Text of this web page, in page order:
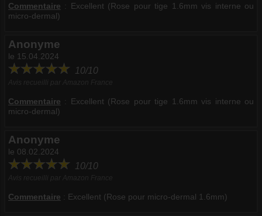
Commentaire : Excellent (Rose pour tige 1.6mm vis interne ou
micro-dermal)
Anonyme
le 15.04.2024
10/10
Commentaire : Excellent (Rose pour tige 1.6mm vis interne ou
micro-dermal)
Anonyme
le 08.02.2024
10/10
Commentaire : Excellent (Rose pour micro-dermal 1.6mm)